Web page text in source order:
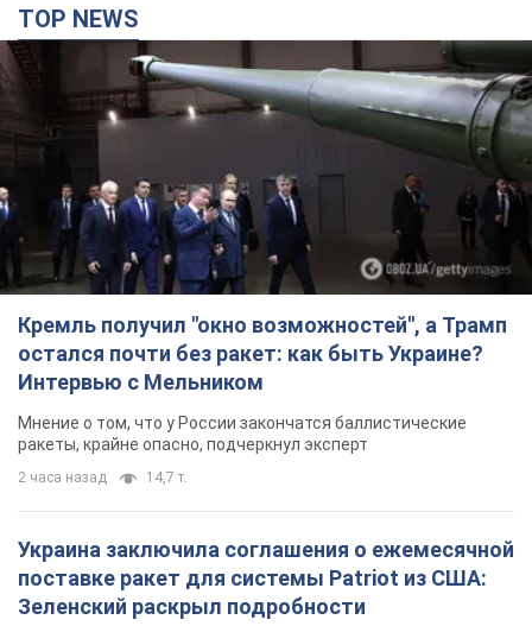
TOP NEWS
Кремль получил "окно возможностей", а Трамп
остался почти без ракет: как быть Украине?
Интервью с Мельником
Мнение о том, что у России закончатся баллистические
ракеты, крайне опасно, подчеркнул эксперт
2 часа назад 14,7 т.
Украина заключила соглашения о ежемесячной
поставке ракет для системы Patriot из США:
Зеленский раскрыл подробности